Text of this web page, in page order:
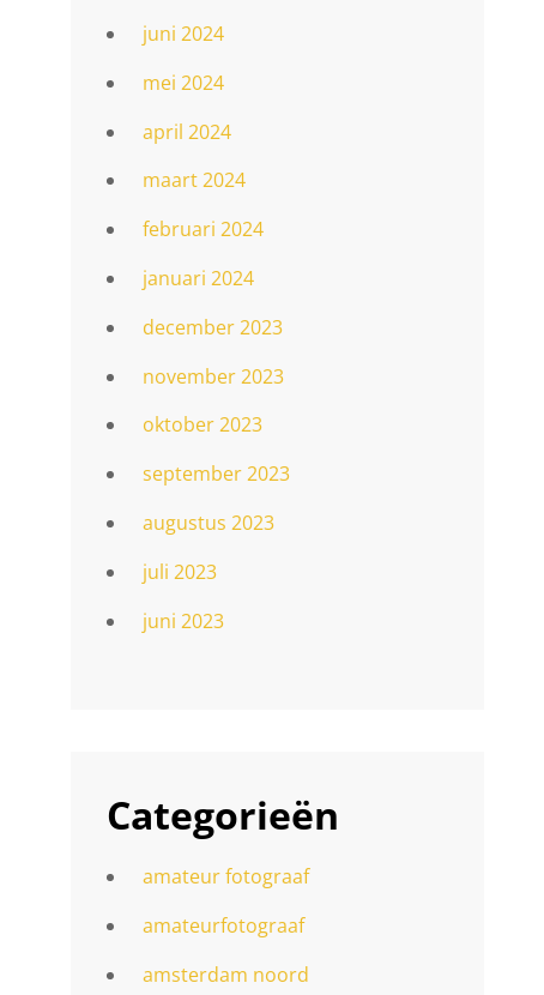
juni 2024
mei 2024
april 2024
maart 2024
februari 2024
januari 2024
december 2023
november 2023
oktober 2023
september 2023
augustus 2023
juli 2023
juni 2023
Categorieën
amateur fotograaf
amateurfotograaf
amsterdam noord